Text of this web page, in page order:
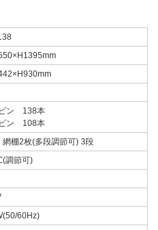
ン 138本
ン 108本
棚2枚(多段調節可) 3段
調節可)
60Hz)